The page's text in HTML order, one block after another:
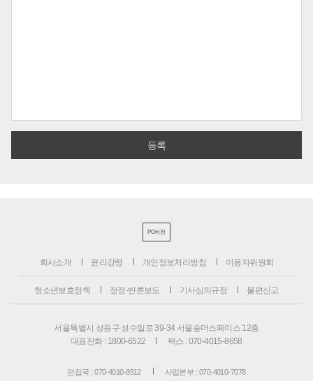
PC버전
회사소개 윤리강령 개인정보처리방침 이용자위원회
청소년보호정책 정정·반론보도 기사심의규정 불편신고
서울특별시 성동구 성수일로 39-34 서울숲더스페이스 12층
대표전화 : 1800-6522
팩스 : 070-4015-8658
편집국 : 070-4010-8512 사업본부 : 070-4010-7078